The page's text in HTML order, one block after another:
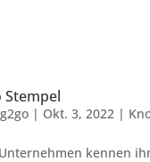
Stempel
| Okt. 3, 2022 |
kennen